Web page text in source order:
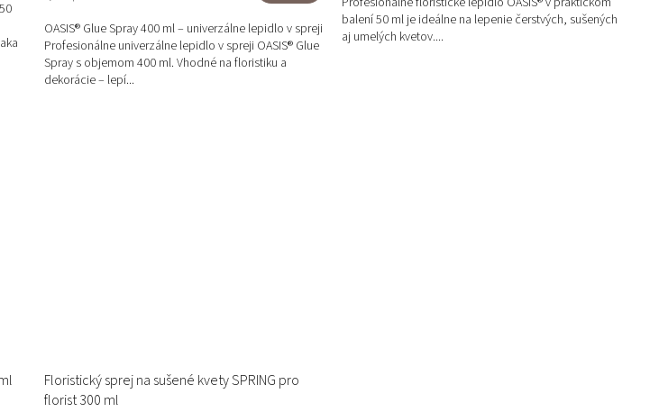
OASIS® Glue Spray 400 ml – univerzálne lepidlo v spreji
Profesionálne univerzálne lepidlo v spreji OASIS® Glue
Spray s objemom 400 ml. Vhodné na floristiku a
dekorácie – lepí...
balení 50 ml je ideálne na lepenie čerstvých, sušených
aj umelých kvetov....
Floristický sprej na sušené kvety SPRING pro
florist 300 ml